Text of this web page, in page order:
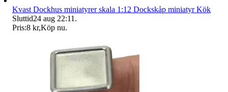
Kvast Dockhus miniatyrer skala 1:12 Dockskåp miniatyr Kök
Sluttid24 aug 22:11 .
Pris:8 kr,Köp nu.